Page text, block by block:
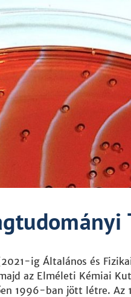
ig Általános és
az Elméleti Kémiai
1996-ban jött létre. Az